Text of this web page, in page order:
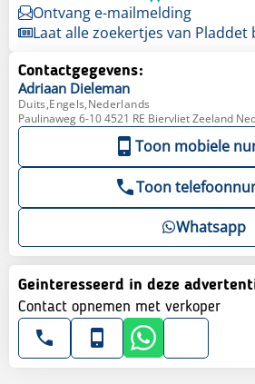
Ontvang e-mailmelding
Laat alle zoekertjes van Pladdet
Contactgegevens:
Adriaan Dieleman
Duits,Engels,Nederlands
Paulinaweg 6-10 4521 RE Biervliet Zeeland
Toon mobiele
Toon
Whatsapp
Geinteresseerd in deze
Contact opnemen met verkoper